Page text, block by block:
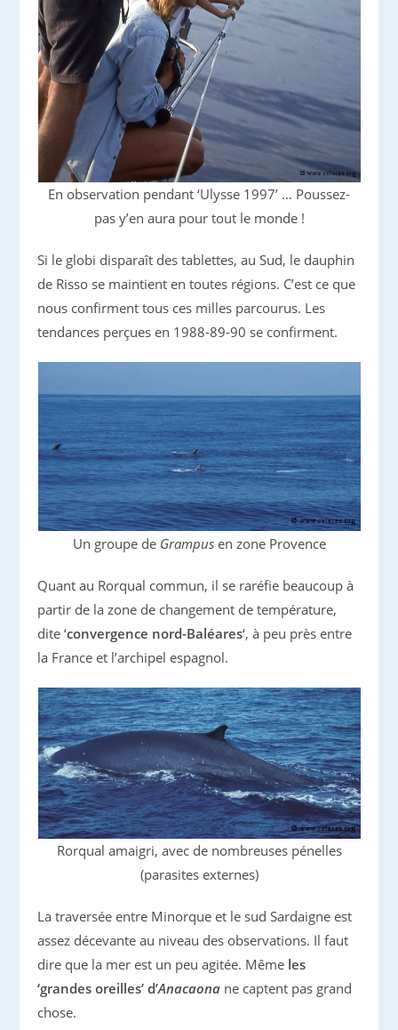
En observation pendant ‘Ulysse 1997’ … Poussez-
pas y’en aura pour tout le monde !
Si le globi disparaît des tablettes, au Sud, le dauphin
de Risso se maintient en toutes régions. C’est ce que
nous confirment tous ces milles parcourus. Les
tendances perçues en 1988-89-90 se confirment.
Un groupe de Grampusen zone Provence
Quant au Rorqual commun, il se raréfie beaucoup à
partir de la zone de changement de température,
dite ‘convergence nord-Baléares‘, à peu près entre
la France et l’archipel espagnol.
Rorqual amaigri, avec de nombreuses pénelles
(parasites externes)
La traversée entre Minorque et le sud Sardaigne est
assez décevante au niveau des observations. Il faut
dire que la mer est un peu agitée. Même les
‘grandes oreilles’ d’Anacaona ne captent pas grand
chose.